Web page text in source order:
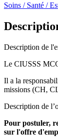
Soins / Santé /
Description de
Le CIUSSS
Il a la
missions (CH,
Description de
Pour postuler,
sur l'offre